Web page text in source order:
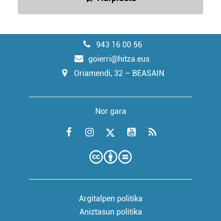
943 16 00 56
goierri@hitza.eus
Oriamendi, 32 – BEASAIN
Nor gara
Argitalpen politika
Aniztasun politika